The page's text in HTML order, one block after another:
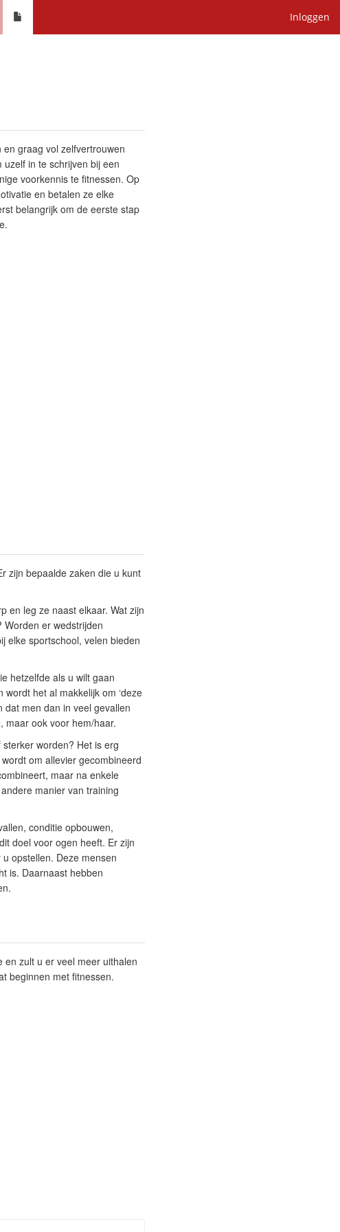
Inloggen
graag vol zelfvertrouwen
in te schrijven bij een
voorkennis te fitnessen. Op
en betalen ze elke
belangrijk om de eerste stap
zijn bepaalde zaken die u kunt
en leg ze naast elkaar. Wat zijn
Worden er wedstrijden
elke sportschool, velen bieden
hetzelfde als u wilt gaan
het al makkelijk om ‘deze
dat men dan in veel gevallen
maar ook voor hem/haar.
worden? Het is erg
om allevier gecombineerd
maar na enkele
manier van training
conditie opbouwen,
doel voor ogen heeft. Er zijn
opstellen. Deze mensen
is. Daarnaast hebben
zult u er veel meer uithalen
beginnen met fitnessen.